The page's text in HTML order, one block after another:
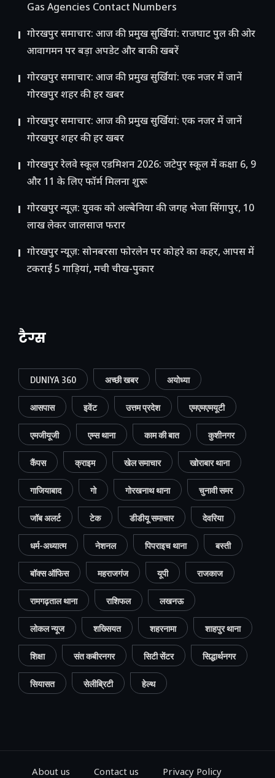
Gas Agencies Contact Numbers
गोरखपुर समाचार: आज की प्रमुख सुर्खियां: राजघाट पुल की ओर
आवागमन पर बड़ा अपडेट और बाकी खबरें
गोरखपुर समाचार: आज की प्रमुख सुर्खियां: एक नजर में जानें
गोरखपुर शहर की हर खबर
गोरखपुर समाचार: आज की प्रमुख सुर्खियां: एक नजर में जानें
गोरखपुर शहर की हर खबर
गोरखपुर रेलवे स्कूल एडमिशन 2026: जटेपुर स्कूल में कक्षा 6, 9
और 11 के लिए फॉर्म मिलना शुरू
गोरखपुर न्यूज़: युवक को अल्बेनिया की जगह भेजा सिंगापुर, 10
लाख लेकर जालसाज फरार
गोरखपुर न्यूज़: सोनबरसा फोरलेन पर कोहरे का कहर, आपस में
टकराईं 5 गाड़ियां, मची चीख-पुकार
टैग्स
DUNIYA 360 अच्छी खबर अयोध्या
आसपास इवेंट उत्तम प्रदेश एमएमएमयूटी
एमजीयूजी एम्स थाना काम की बात कुशीनगर
कैंपस क्राइम खेल समाचार खोराबार थाना
गाजियाबाद गो गोरखनाथ थाना चुनावी समर
जॉब अलर्ट टेक डीडीयू समाचार देवरिया
धर्म-अध्यात्म नेशनल पिपराइच थाना बस्ती
बॉक्स ऑफिस महराजगंज यूपी राजकाज
रामगढ़ताल थाना राशिफल लखनऊ
लोकल न्यूज शख्सियत शहरनामा शाहपुर थाना
शिक्षा संत कबीरनगर सिटी सेंटर सिद्धार्थनगर
सियासत सेलीब्रिटी हेल्थ
About us Contact us Privacy Policy